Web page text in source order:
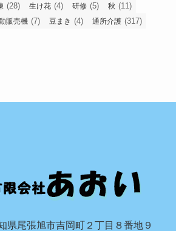
(28) 生け花 (4) 研修 (5) 秋 (11)
販売機 (7) 豆まき (4) 通所介護 (317)
尾張旭市吉岡町２丁目８番地９